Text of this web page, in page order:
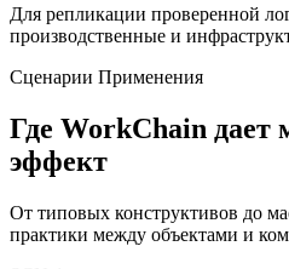
Для репликации проверенной
производственные и
Сценарии Применения
Где WorkChain
эффект
От типовых конструктивов до
практики между объектами и